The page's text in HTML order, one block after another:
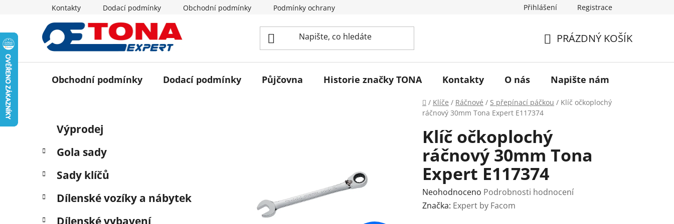
Kontakty Dodací podmínky Obchodní podmínky Podmínky ochrany osobních údajů Historie značky TONA
Přihlášení Registrace
KOŠÍK
PRÁZDNÝ KOŠÍK
Obchodní podmínky Dodací podmínky Půjčovna Historie značky TONA Kontakty O nás Napište nám
Domů
/ Klíče / Ráčnové / S přepínací páčkou / Klíč očkoplochý
ráčnový 30mm Tona Expert E117374
s
r
n
n
Přeskočit
kategorie
e
o
i
Výprodej
Gola sady
Sady klíčů
Dílenské vozíky a nábytek
Dílenské vybavení
Klíč očkoplochý
ráčnový 30mm Tona
Expert E117374
Průměrné
hodnocení
Neohodnoceno Podrobnosti hodnocení
Značka: Expert by Facom